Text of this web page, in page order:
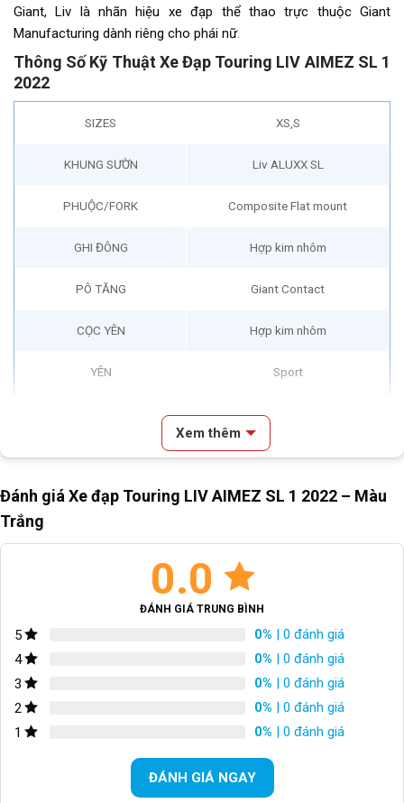
Giant, Liv là nhãn hiệu xe đạp thể thao trực thuộc Giant
Manufacturing dành riêng cho phái nữ.
Thông Số Kỹ Thuật Xe Đạp Touring LIV AIMEZ SL 1
2022
SIZES XS,S
KHUNG SƯỜN Liv ALUXX SL
PHUỘC/FORK Composite Flat mount
GHI ĐÔNG Hợp kim nhôm
PÔ TĂNG Giant Contact
CỌC YÊN Hợp kim nhôm
YÊN Sport
Shimano Tiagra 20S
Bộ chuyển đề trước/Front
Shimano FD-4700
Bộ chuyển đề sau/Rear
Shimano CS-HG500-20 11-34T
N/A
Hợp kim nhôm 34/46T
700C
Xem thêm
Đánh giá Xe đạp Touring LIV AIMEZ SL 1 2022 – Màu
Trắng
0.0
ĐÁNH GIÁ TRUNG BÌNH
5 0% | 0 đánh giá
4
0% | 0 đánh giá
3
0% | 0 đánh giá
2
0% | 0 đánh giá
1
0% | 0 đánh giá
ĐÁNH GIÁ NGAY